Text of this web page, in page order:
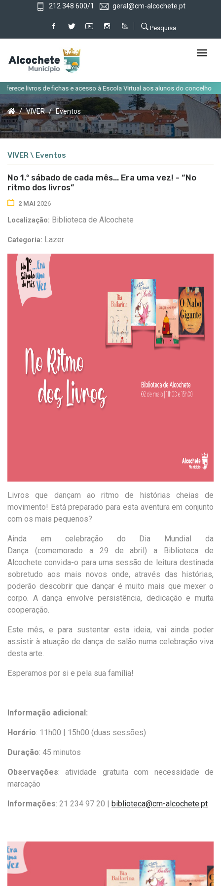
212 348 600/1 geral@cm-alcochete.pt
Pesquisa
livros de fichas e acesso à Escola Virtual aos alunos do concelho |
VIVER Eventos
VIVER \ Eventos
No 1.º sábado de cada mês... Era uma vez! - “No
ritmo dos livros”
2 MAI 2026
Localização: Biblioteca de Alcochete
Categoria: Lazer
Livros que dançam ao ritmo de histórias cheias de
movimento! Está preparado para esta aventura em conjunto
com os mais pequenos?
Ainda em celebração do Dia Mundial da
Dança
(comemorado a 29 de abril) a Biblioteca de
Alcochete convida-o para uma sessão de leitura destinada
sobretudo aos mais novos onde, através das histórias,
poderão descobrir que dançar é muito mais que mexer o
corpo. A dança envolve persistência, dedicação e muita
cooperação.
Este mês, e para sustentar esta ideia, vai ainda poder
assistir à atuação de dança de salão numa celebração viva
desta arte.
Esperamos por si e pela sua família!
Informação adicional:
Horário: 11h00 | 15h00 (duas sessões)
Duração: 45 minutos
Observações: atividade gratuita com necessidade de
marcação
Informações: 21 234 97 20 | biblioteca@cm-alcochete.pt